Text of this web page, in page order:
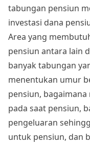
tabungan pensiun
investasi dana
Area yang
pensiun antara lain
banyak tabungan
menentukan umur
pensiun,
pada saat pensiun,
pengeluaran
untuk pensiun, dan